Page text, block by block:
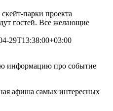
парки проекта
гостей. Все желающие
29T13:38:00+03:00
информацию про событие
афиша самых интересных